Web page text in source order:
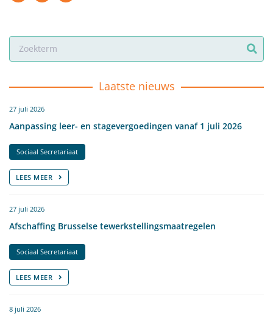
Laatste nieuws
27 juli 2026
Aanpassing leer- en stagevergoedingen vanaf 1 juli 2026
Sociaal Secretariaat
LEES MEER
27 juli 2026
Afschaffing Brusselse tewerkstellingsmaatregelen
Sociaal Secretariaat
LEES MEER
8 juli 2026